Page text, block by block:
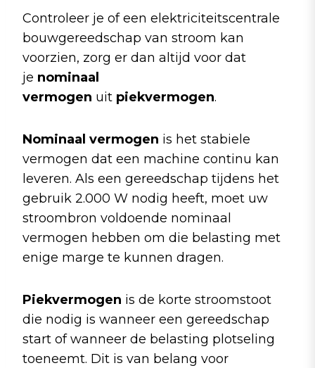
Controleer je of een elektriciteitscentrale
bouwgereedschap van stroom kan
voorzien, zorg er dan altijd voor dat
je nominaal
vermogen uit piekvermogen.
Nominaal vermogen is het stabiele
vermogen dat een machine continu kan
leveren. Als een gereedschap tijdens het
gebruik 2.000 W nodig heeft, moet uw
stroombron voldoende nominaal
vermogen hebben om die belasting met
enige marge te kunnen dragen.
Piekvermogen is de korte stroomstoot
die nodig is wanneer een gereedschap
start of wanneer de belasting plotseling
toeneemt. Dit is van belang voor